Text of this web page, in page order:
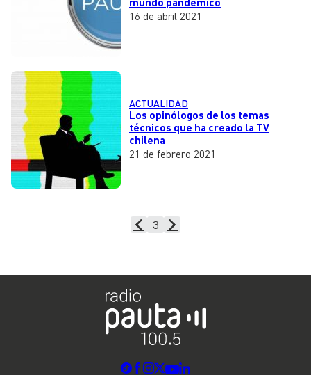
16 de abril 2021
ACTUALIDAD
Los opinólogos de los temas
técnicos que ha creado la TV
chilena
21 de febrero 2021
3